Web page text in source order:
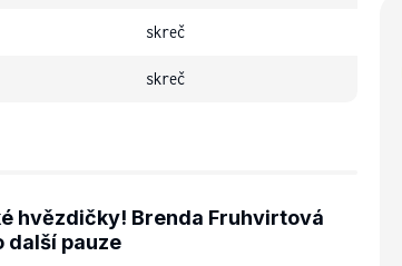
skreč
skreč
hvězdičky! Brenda Fruhvirtová
další pauze